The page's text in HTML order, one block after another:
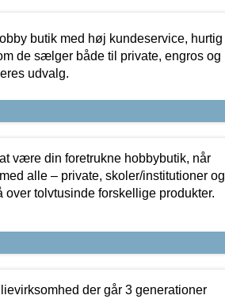
butik med høj kundeservice, hurtig
de sælger både til private, engros og
udvalg.
være din foretrukne hobbybutik, når
alle – private, skoler/institutioner og
tolvtusinde forskellige produkter.
der går 3 generationer